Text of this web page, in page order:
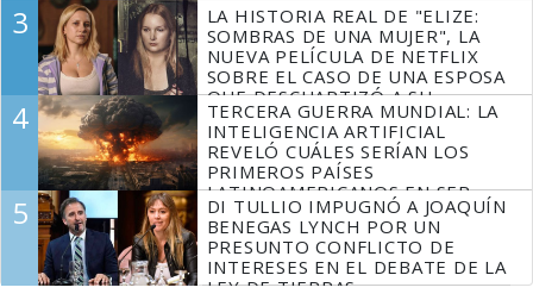
3
LA HISTORIA REAL DE "ELIZE:
SOMBRAS DE UNA MUJER", LA
NUEVA PELÍCULA DE NETFLIX
SOBRE EL CASO DE UNA ESPOSA
QUE DESCUARTIZÓ A SU
MARIDO
4
TERCERA GUERRA MUNDIAL: LA
INTELIGENCIA ARTIFICIAL
REVELÓ CUÁLES SERÍAN LOS
PRIMEROS PAÍSES
LATINOAMERICANOS EN SER
DERROTADOS
5
DI TULLIO IMPUGNÓ A JOAQUÍN
BENEGAS LYNCH POR UN
PRESUNTO CONFLICTO DE
INTERESES EN EL DEBATE DE LA
LEY DE TIERRAS